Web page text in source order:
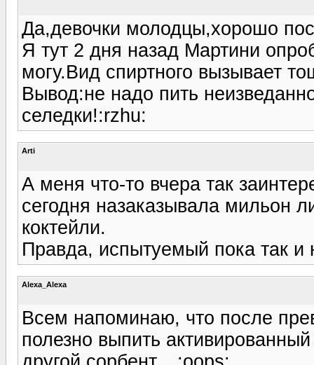
Да,девочки молодцы,хорошо
Я тут 2 дня назад Мартини
могу.Вид спиртного вызывает
Вывод:не надо пить
селедки!:rzhu:
Arti
А меня что-то вчера так
сегодня назаказывала мильон
коктейли.
Правда, испытуемый пока так и
Alexa_Alexa
Всем напоминаю, что после
полезно выпить